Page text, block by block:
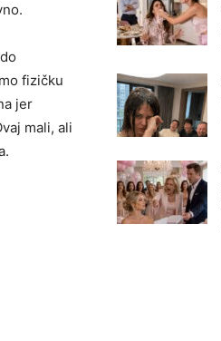
fizičku
jer
mali, ali